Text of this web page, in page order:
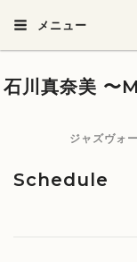
メニュー
石川真奈美
ジャズヴォ
Schedule